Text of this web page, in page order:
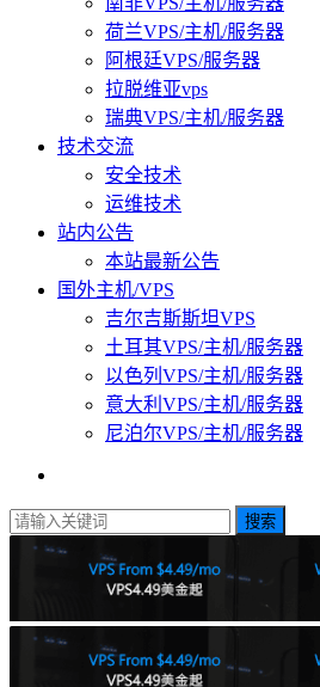
荷兰VPS/主机/服务器
阿根廷VPS/服务器
拉脱维亚vps
瑞典VPS/主机/服务器
技术交流
安全技术
运维技术
站内公告
本站最新公告
国外主机/VPS
吉尔吉斯斯坦VPS
土耳其VPS/主机/服务器
以色列VPS/主机/服务器
意大利VPS/主机/服务器
尼泊尔VPS/主机/服务器
搜索